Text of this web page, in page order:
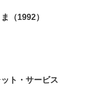
（1992）
ト・サービス